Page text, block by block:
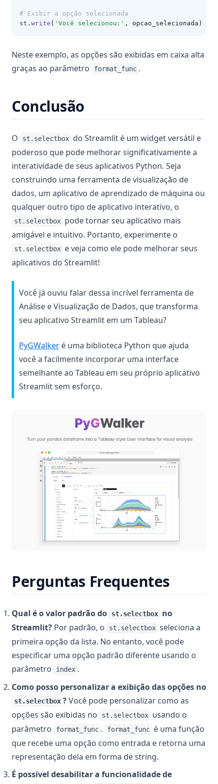
# Exibir a opção selecionada
st . write ( 'Você selecionou:' , opcao_selecionada)
Neste exemplo, as opções são exibidas em caixa alta
graças ao parâmetro
format_func .
Conclusão
O st.selectbox do Streamlit é um widget versátil e
poderoso que pode melhorar significativamente a
interatividade de seus aplicativos Python. Seja
construindo uma ferramenta de visualização de
dados, um aplicativo de aprendizado de máquina ou
qualquer outro tipo de aplicativo interativo, o
st.selectbox pode tornar seu aplicativo mais
amigável e intuitivo. Portanto, experimente o
st.selectbox e veja como ele pode melhorar seus
aplicativos do Streamlit!
Você já ouviu falar dessa incrível ferramenta de
Análise e Visualização de Dados, que transforma
seu aplicativo Streamlit em um Tableau?
PyGWalker(opens in a new tab)
é uma biblioteca Python que ajuda
você a facilmente incorporar uma interface
semelhante ao Tableau em seu próprio aplicativo
Streamlit sem esforço.
Perguntas Frequentes
Qual é o valor padrão do st.selectbox no
Streamlit? Por padrão, o st.selectbox seleciona a
primeira opção da lista. No entanto, você pode
especificar uma opção padrão diferente usando o
parâmetro
index .
Como posso personalizar a exibição das opções no
st.selectbox ?Você pode personalizar como as
opções são exibidas no
st.selectbox usando o
parâmetro
format_func . format_func é uma função
que recebe uma opção como entrada e retorna uma
representação dela em forma de string.
É possível desabilitar a funcionalidade de